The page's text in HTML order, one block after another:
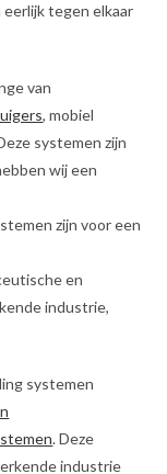
tegen elkaar
van
, mobiel
systemen zijn
wij een
zijn voor een
en
industrie,
systemen
. Deze
industrie